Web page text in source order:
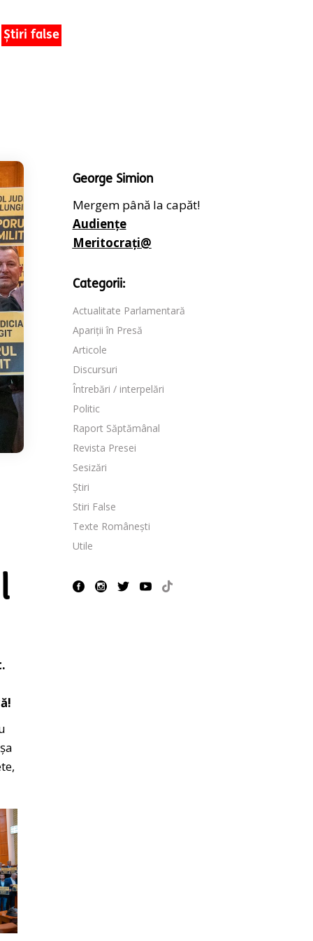
Știri false
George Simion
Mergem până la capăt!
Audiențe
Meritocrați@
Categorii:
Actualitate Parlamentară
Apariții în Presă
Articole
Discursuri
Întrebări / interpelări
Politic
Raport Săptămânal
Revista Presei
Sesizări
Știri
Stiri False
Texte Românești
Utile